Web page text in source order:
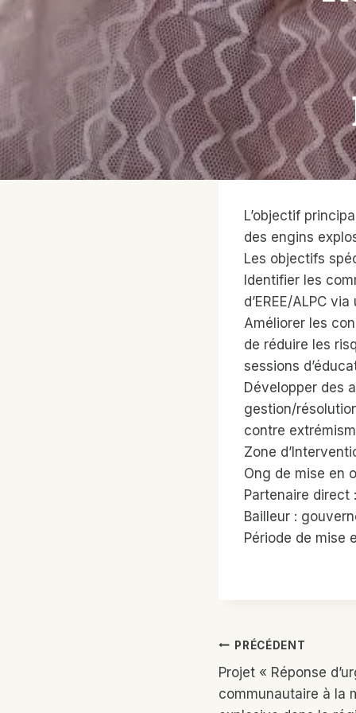
L’objectif
des engins
Les objectifs
Identifier les
d’EREE/ALPC
Améliorer les
de réduire les
sessions
Développer des
gestion/
contre
Zone
Ong de mise en
Partenaire direct
Bailleur :
Période de mise
Navigation
De
PRÉCÉDENT
Projet « Réponse
communautaire à la